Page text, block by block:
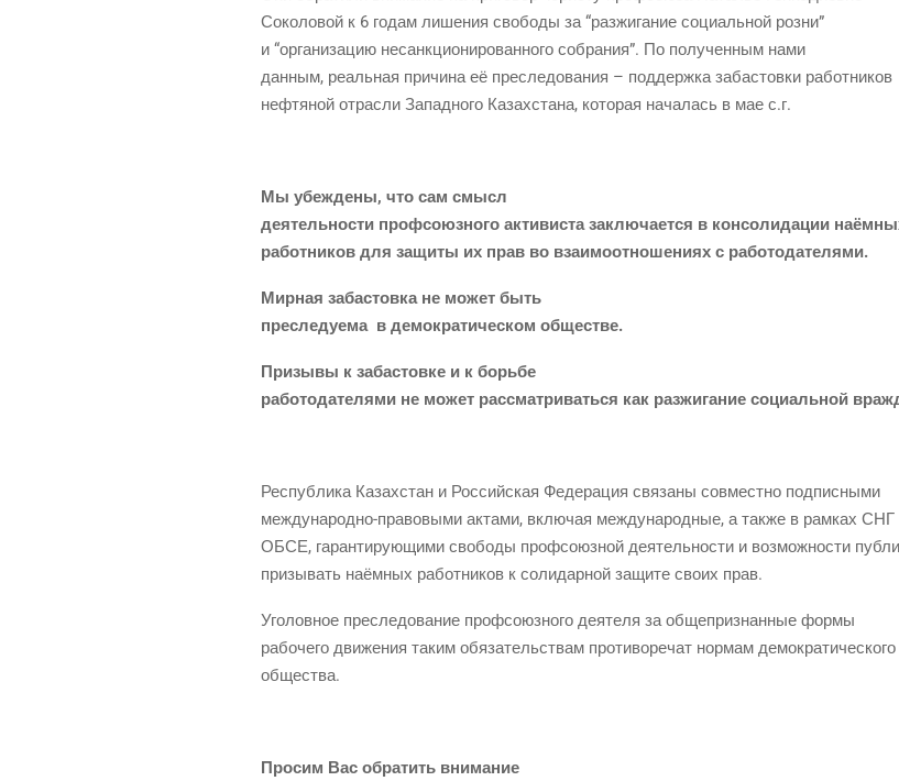
Соко­ло­вой к 6 годам лише­ния сво­бо­ды за “раз­жи­га­ние соци­аль­ной розни”
и “орга­ни­за­цию несанк­ци­о­ни­ро­ван­но­го собра­ния”. По полу­чен­ным нами
дан­ным, реаль­ная при­чи­на её пре­сле­до­ва­ния – под­держ­ка заба­стов­ки работников
неф­тя­ной отрас­ли Запад­но­го Казах­ста­на, кото­рая нача­лась в мае с.г.
Мы убеж­де­ны, что сам смысл
дея­тель­но­сти проф­со­юз­но­го акти­ви­ста заклю­ча­ет­ся в кон­со­ли­да­ции
работ­ни­ков для защи­ты их прав во вза­и­мо­от­но­ше­ни­ях с работодателями.
Мир­ная заба­стов­ка не может быть
пре­сле­ду­е­ма в демо­кра­ти­че­ском обществе.
При­зы­вы к заба­стов­ке и к борьбе
рабо­то­да­те­ля­ми не может рас­смат­ри­вать­ся как раз­жи­га­ние соци­аль­ной
Рес­пуб­ли­ка Казах­стан и Рос­сий­ская Феде­ра­ция свя­за­ны сов­мест­но подписными
меж­ду­на­род­но-пра­во­вы­ми акта­ми, вклю­чая меж­ду­на­род­ные, а так­же в рам­ках СНГ
ОБСЕ, гаран­ти­ру­ю­щи­ми сво­бо­ды проф­со­юз­ной дея­тель­но­сти и воз­мож­но­сти
при­зы­вать наём­ных работ­ни­ков к соли­дар­ной защи­те сво­их прав.
Уго­лов­ное пре­сле­до­ва­ние проф­со­юз­но­го дея­те­ля за обще­при­знан­ные формы
рабо­че­го дви­же­ния таким обя­за­тель­ствам про­ти­во­ре­чат нор­мам демократического
общества.
Про­сим Вас обра­тить внимание